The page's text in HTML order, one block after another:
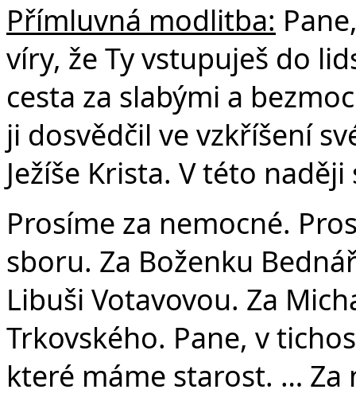
Přímluvná modlitba:
víry, že Ty vstupuješ do
cesta za slabými a
ji dosvědčil ve vzkříšení
Ježíše Krista. V této
Prosíme za nemocné.
sboru. Za Boženku
Libuši Votavovou. Za
Trkovského. Pane, v
které máme starost. … Za